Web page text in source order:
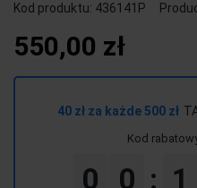
Kod produktu: 436141P
550,00 zł
40 zł za każde 500 zł
Kod
0 0 : 1